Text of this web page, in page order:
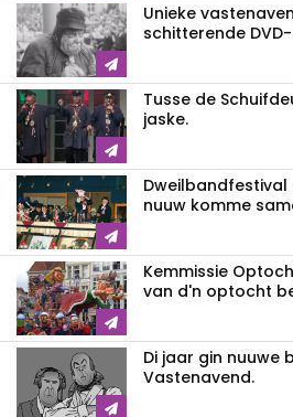
Unieke
schitterende
Tusse de
jaske.
Dweilbandfestival
nuuw komme
Kemmissie
van d'n optocht
Di jaar gin nuuwe
Vastenavend.